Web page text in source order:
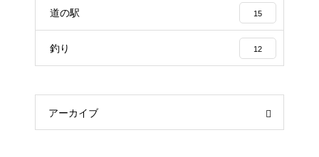
道の駅 15
釣り 12
アーカイブ